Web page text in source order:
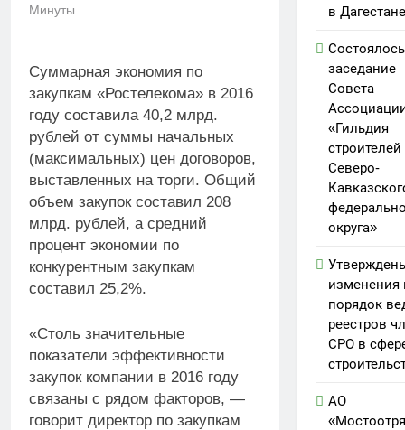
Минуты
Суммарная экономия по
закупкам «Ростелекома» в 2016
году составила 40,2 млрд.
рублей от суммы начальных
(максимальных) цен договоров,
выставленных на торги. Общий
объем закупок составил 208
млрд. рублей, а средний
процент экономии по
конкурентным закупкам
составил 25,2%.
«Столь значительные
показатели эффективности
закупок компании в 2016 году
связаны с рядом факторов, —
говорит директор по закупкам
в Дагестане
Состоялось
заседание
Совета
«Гильдия
строителей
Северо-
округа»
изменения
порядок
реестров
СРО в
АО